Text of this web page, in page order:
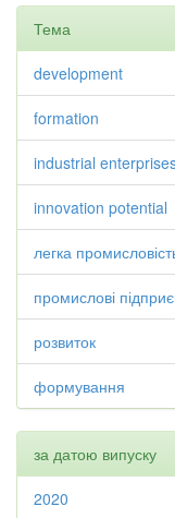
Тема
development
formation
industrial
innovation potential
легка
промислові
розвиток
формування
за датою випуску
2020